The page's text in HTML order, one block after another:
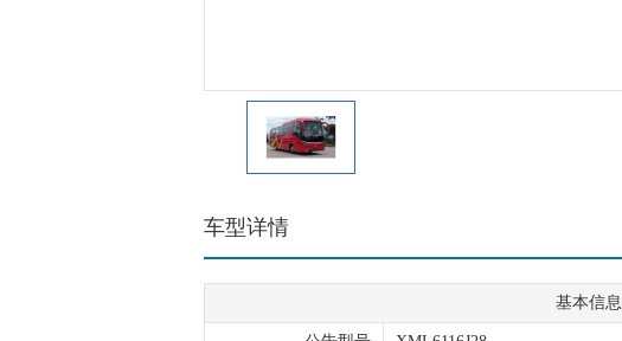
车型详情
基本信息